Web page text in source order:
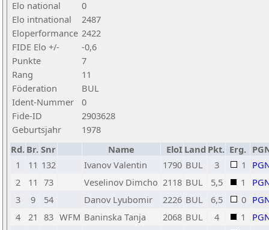
Elo national
0
Elo intnational
2487
Eloperformance 2422
FIDE Elo +/-
-0,6
Punkte
7
Rang
11
Föderation
BUL
Ident-Nummer
0
Fide-ID
2903628
Geburtsjahr
1978
Rd. Br. Snr Name EloI Land Pkt. Erg.
1
11 132 Ivanov Valentin 1790 BUL 3 1
2
11 73 Veselinov Dimcho 2118 BUL 5,5 1
3
9 54 Danov Lyubomir 2226 BUL 6,5 0
4
21 83 WFM Baninska Tanja 2068 BUL 4 1